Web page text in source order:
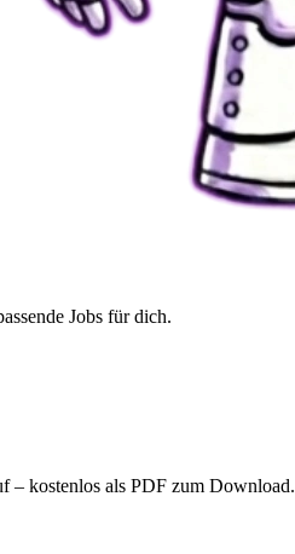
Jobs für dich.
– kostenlos als PDF zum Download.